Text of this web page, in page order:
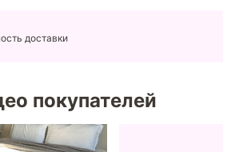
доставки
покупателей